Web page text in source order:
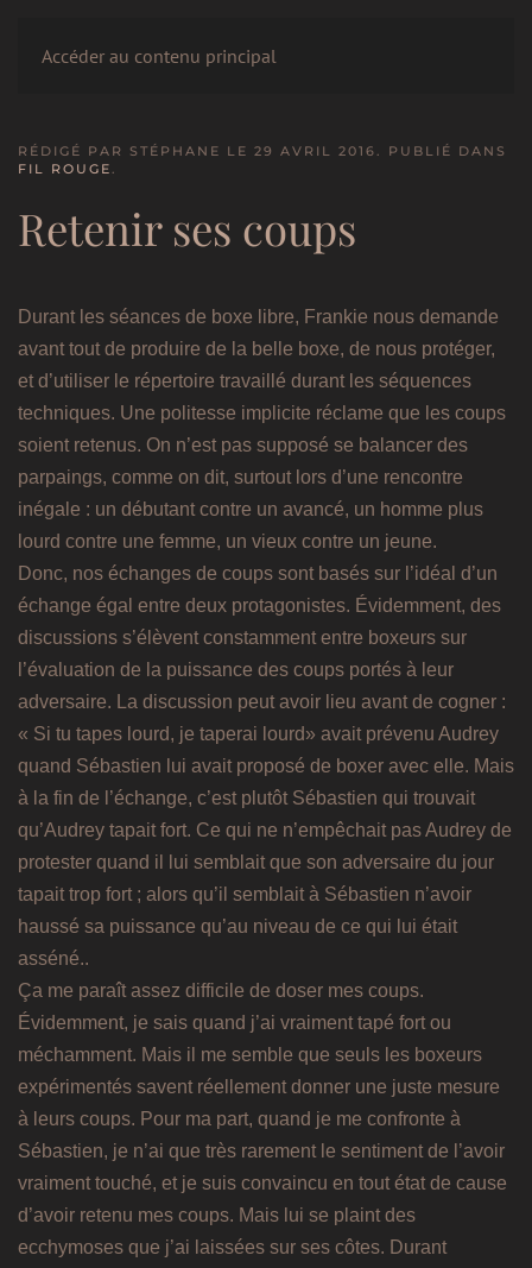
Accéder au contenu principal
LE CERCLE
RÉDIGÉ PAR STÉPHANE LE 29 AVRIL 2016. PUBLIÉ DANS
FIL ROUGE.
Retenir ses coups
Durant les séances de boxe libre, Frankie nous demande
avant tout de produire de la belle boxe, de nous protéger,
et d’utiliser le répertoire travaillé durant les séquences
techniques. Une politesse implicite réclame que les coups
soient retenus. On n’est pas supposé se balancer des
parpaings, comme on dit, surtout lors d’une rencontre
inégale : un débutant contre un avancé, un homme plus
lourd contre une femme, un vieux contre un jeune.
Donc, nos échanges de coups sont basés sur l’idéal d’un
échange égal entre deux protagonistes. Évidemment, des
discussions s’élèvent constamment entre boxeurs sur
l’évaluation de la puissance des coups portés à leur
adversaire. La discussion peut avoir lieu avant de cogner :
« Si tu tapes lourd, je taperai lourd» avait prévenu Audrey
quand Sébastien lui avait proposé de boxer avec elle. Mais
à la fin de l’échange, c’est plutôt Sébastien qui trouvait
qu’Audrey tapait fort. Ce qui ne n’empêchait pas Audrey de
protester quand il lui semblait que son adversaire du jour
tapait trop fort ; alors qu’il semblait à Sébastien n’avoir
haussé sa puissance qu’au niveau de ce qui lui était
asséné..
Ça me paraît assez difficile de doser mes coups.
Évidemment, je sais quand j’ai vraiment tapé fort ou
méchamment. Mais il me semble que seuls les boxeurs
expérimentés savent réellement donner une juste mesure
à leurs coups. Pour ma part, quand je me confronte à
Sébastien, je n’ai que très rarement le sentiment de l’avoir
vraiment touché, et je suis convaincu en tout état de cause
d’avoir retenu mes coups. Mais lui se plaint des
ecchymoses que j’ai laissées sur ses côtes. Durant